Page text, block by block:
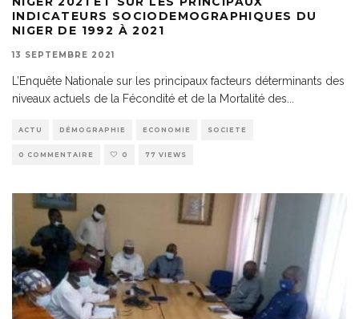
INDICATEURS SOCIODEMOGRAPHIQUES DU
NIGER DE 1992 À 2021
13 SEPTEMBRE 2021
L’Enquête Nationale sur les principaux facteurs déterminants des
niveaux actuels de la Fécondité et de la Mortalité des
ACTU DÉMOGRAPHIE ECONOMIE SOCIETE
0 COMMENTAIRE 0 77 VIEWS